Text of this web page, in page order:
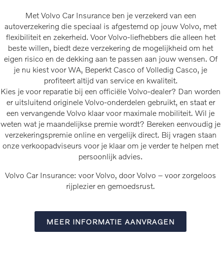
Met Volvo Car Insurance ben je verzekerd van een
autoverzekering die speciaal is afgestemd op jouw Volvo, met
flexibiliteit en zekerheid. Voor Volvo-liefhebbers die alleen het
beste willen, biedt deze verzekering de mogelijkheid om het
eigen risico en de dekking aan te passen aan jouw wensen. Of
je nu kiest voor WA, Beperkt Casco of Volledig Casco, je
profiteert altijd van service en kwaliteit.
Kies je voor reparatie bij een officiële Volvo-dealer? Dan worden
er uitsluitend originele Volvo-onderdelen gebruikt, en staat er
een vervangende Volvo klaar voor maximale mobiliteit. Wil je
weten wat je maandelijkse premie wordt? Bereken eenvoudig je
verzekeringspremie online en vergelijk direct. Bij vragen staan
onze verkoopadviseurs voor je klaar om je verder te helpen met
persoonlijk advies.
Volvo Car Insurance: voor Volvo, door Volvo – voor zorgeloos
rijplezier en gemoedsrust.
MEER INFORMATIE AANVRAGEN